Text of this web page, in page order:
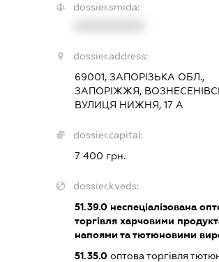
dossier.smida:
dossier.address:
69001, ЗАПОРІЗЬКА ОБЛ.,
ЗАПОРІЖЖЯ,
ВУЛИЦЯ НИЖНЯ, 17 А
dossier.capital:
7 400 грн.
dossier.kveds:
51.39.0неспеціалізована
торгівля харчовими
напоями та тютюновими
51.35.0оптова торгівля